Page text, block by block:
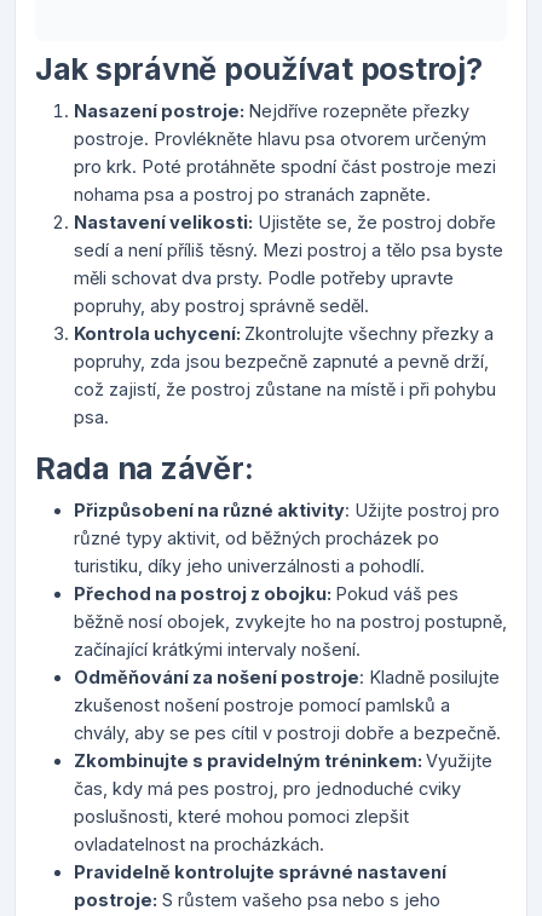
Jak správně používat postroj?
Nasazení postroje: Nejdříve rozepněte přezky
postroje. Provlékněte hlavu psa otvorem určeným
pro krk. Poté protáhněte spodní část postroje mezi
nohama psa a postroj po stranách zapněte.
Nastavení velikosti: Ujistěte se, že postroj dobře
sedí a není příliš těsný. Mezi postroj a tělo psa byste
měli schovat dva prsty. Podle potřeby upravte
popruhy, aby postroj správně seděl.
Kontrola uchycení: Zkontrolujte všechny přezky a
popruhy, zda jsou bezpečně zapnuté a pevně drží,
což zajistí, že postroj zůstane na místě i při pohybu
psa.
Rada na závěr:
Přizpůsobení na různé aktivity: Užijte postroj pro
různé typy aktivit, od běžných procházek po
turistiku, díky jeho univerzálnosti a pohodlí.
Přechod na postroj z obojku: Pokud váš pes
běžně nosí obojek, zvykejte ho na postroj postupně,
začínající krátkými intervaly nošení.
Odměňování za nošení postroje: Kladně posilujte
zkušenost nošení postroje pomocí pamlsků a
chvály, aby se pes cítil v postroji dobře a bezpečně.
Zkombinujte s pravidelným tréninkem: Využijte
čas, kdy má pes postroj, pro jednoduché cviky
poslušnosti, které mohou pomoci zlepšit
ovladatelnost na procházkách.
Pravidelně kontrolujte správné nastavení
postroje: S růstem vašeho psa nebo s jeho